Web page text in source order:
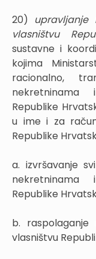
20) upravljanje
vlasništvu
sustavne i
kojima
racionalno,
Republike
u ime i za
Republike
a. izvršavanje
Republike
b.
vlasništvu